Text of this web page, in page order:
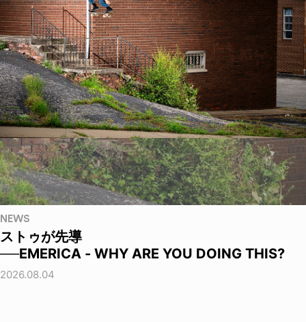
NEWS
ストゥが先導
──EMERICA - WHY ARE YOU DOING THIS?
2026.08.04